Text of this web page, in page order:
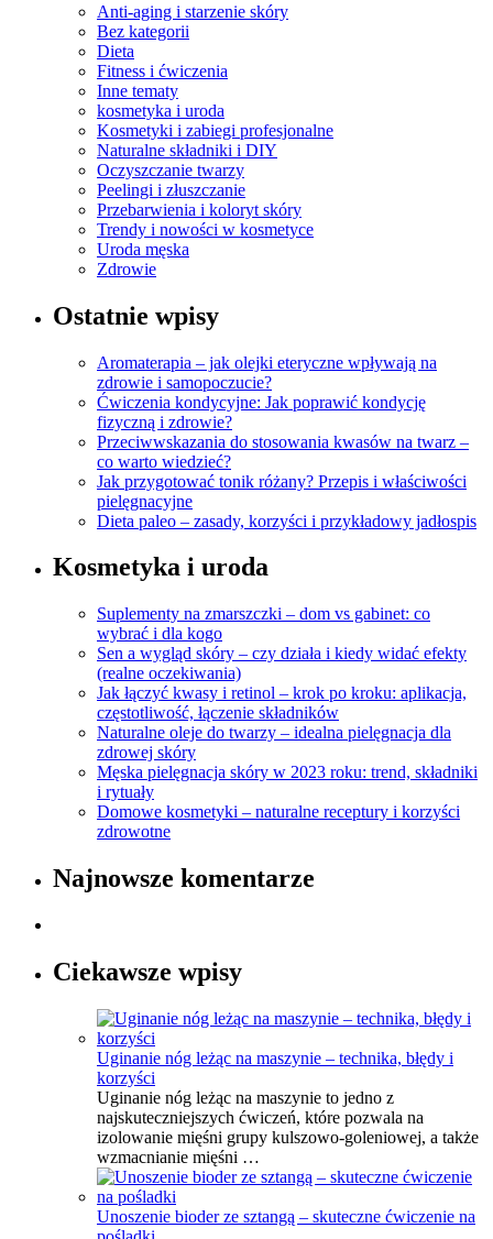
Anti-aging i starzenie skóry
Bez kategorii
Dieta
Fitness i ćwiczenia
Inne tematy
kosmetyka i uroda
Kosmetyki i zabiegi profesjonalne
Naturalne składniki i DIY
Oczyszczanie twarzy
Peelingi i złuszczanie
Przebarwienia i koloryt skóry
Trendy i nowości w kosmetyce
Uroda męska
Zdrowie
Ostatnie wpisy
Aromaterapia – jak olejki eteryczne wpływają na
zdrowie i samopoczucie?
Ćwiczenia kondycyjne: Jak poprawić kondycję
fizyczną i zdrowie?
Przeciwwskazania do stosowania kwasów na twarz –
co warto wiedzieć?
Jak przygotować tonik różany? Przepis i właściwości
pielęgnacyjne
Dieta paleo – zasady, korzyści i przykładowy jadłospis
Kosmetyka i uroda
Suplementy na zmarszczki – dom vs gabinet: co
wybrać i dla kogo
Sen a wygląd skóry – czy działa i kiedy widać efekty
(realne oczekiwania)
Jak łączyć kwasy i retinol – krok po kroku: aplikacja,
częstotliwość, łączenie składników
Naturalne oleje do twarzy – idealna pielęgnacja dla
zdrowej skóry
Męska pielęgnacja skóry w 2023 roku: trend, składniki
i rytuały
Domowe kosmetyki – naturalne receptury i korzyści
zdrowotne
Najnowsze komentarze
Ciekawsze wpisy
Uginanie nóg leżąc na maszynie – technika, błędy i
korzyści
Uginanie nóg leżąc na maszynie to jedno z
najskuteczniejszych ćwiczeń, które pozwala na
izolowanie mięśni grupy kulszowo-goleniowej, a także
wzmacnianie mięśni …
Unoszenie bioder ze sztangą – skuteczne ćwiczenie na